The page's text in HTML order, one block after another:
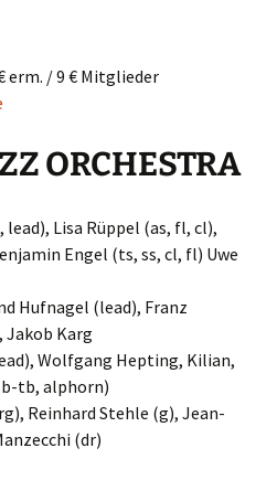
erm. / 9 € Mitglieder
ORCHESTRA
lead), Lisa Rüppel (as, fl, cl),
Engel (ts, ss, cl, fl) Uwe
Hufnagel (lead), Franz
Jakob Karg
Wolfgang Hepting, Kilian,
tb, alphorn)
Reinhard Stehle (g), Jean-
(dr)